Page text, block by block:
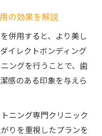
の効果を解説
併用すると、より美し
イレクトボンディング
ングを行うことで、歯
感のある印象を与えら
ニング専門クリニック
りを重視したプランを